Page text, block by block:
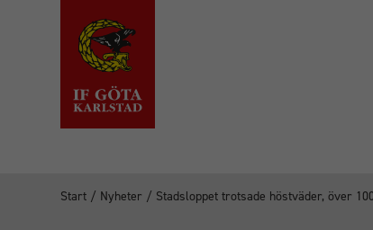
Start / Nyheter / Stadsloppet trotsade höstväder, över